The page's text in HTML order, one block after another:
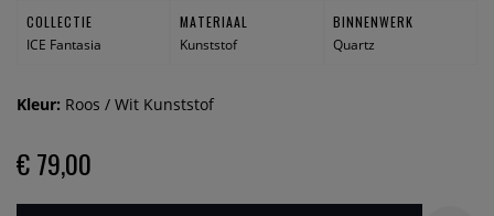
COLLECTIE
ICE Fantasia
MATERIAAL
Kunststof
BINNENWERK
Quartz
Kleur: Roos / Wit Kunststof
€ 79,00